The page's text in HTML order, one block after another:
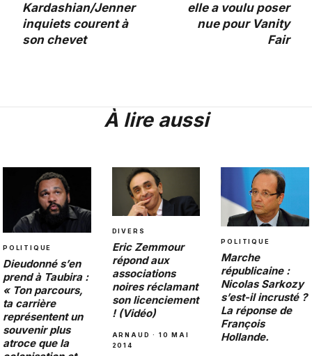
Kardashian/Jenner
inquiets courent à
son chevet
elle a voulu poser
nue pour Vanity
Fair
À lire aussi
POLITIQUE
Dieudonné s’en
prend à Taubira :
« Ton parcours,
ta carrière
représentent un
souvenir plus
atroce que la
DIVERS
Eric Zemmour
répond aux
associations
noires réclamant
son licenciement
! (Vidéo)
ARNAUD · 10 MAI
2014
POLITIQUE
Marche
républicaine :
Nicolas Sarkozy
s’est-il incrusté ?
La réponse de
François
Hollande.